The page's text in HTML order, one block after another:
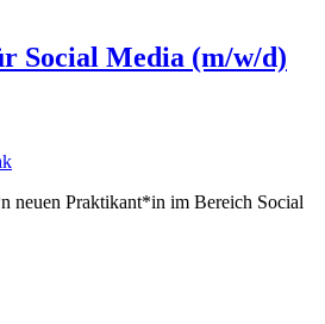
Social Media (m/w/d)
neuen Praktikant*in im Bereich Social